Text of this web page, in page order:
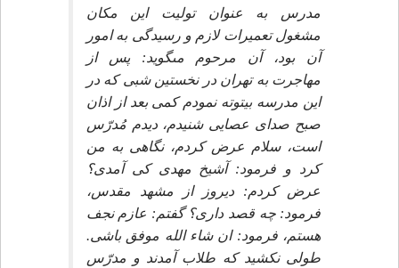
مدرس به عنوان توليت اين مكان
مشغول تعميرات لازم و رسيدگى به امور
آن بود، آن مرحوم مى‏گويد: پس از
مهاجرت به تهران در نخستين شبى كه در
اين مدرسه بيتوته نمودم كمى بعد از اذان
صبح صداى عصايى شنيدم، ديدم مُدرّس
است، سلام عرض كردم، نگاهى به من
كرد و فرمود: آشيخ مهدى كى آمدى؟
عرض كردم: ديروز از مشهد مقدس،
فرمود: چه قصد دارى؟ گفتم: عازم نجف
هستم، فرمود: ان شاء الله موفق باشى.
طولى نكشيد كه طلاب آمدند و مدرّس